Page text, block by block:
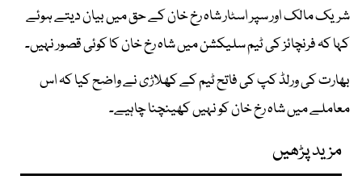
شریک مالک اور سپر اسٹار شاہ رخ خان کے حق میں بیان دیتے ہوئے
کہا کہ فرنچائز کی ٹیم سلیکشن میں شاہ رخ خان کا کوئی قصور نہیں۔
بھارت کی ورلڈ کپ کی فاتح ٹیم کے کھلاڑی نے واضح کیا کہ اس
معاملے میں شاہ رخ خان کو نہیں کھینچنا چاہیے۔
مزید پڑھیں